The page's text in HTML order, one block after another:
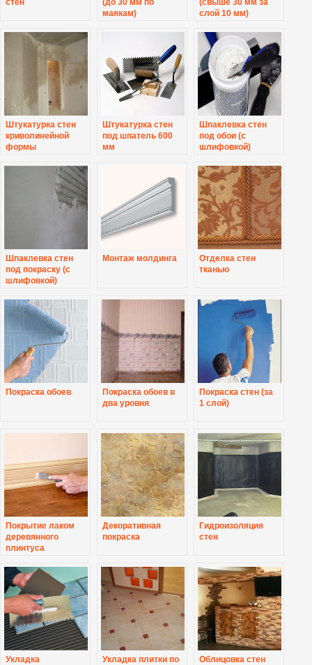
стен
(до 30 мм по
маякам)
(свыше 30 мм за
слой 10 мм)
Штукатурка стен
криволинейной
формы
Штукатурка стен
под шпатель 600
мм
Шпаклевка стен
под обои (с
шлифовкой)
Шпаклевка стен
под покраску (с
шлифовкой)
Монтаж молдинга
Отделка стен
тканью
Покраска обоев
Покраска обоев в
два уровня
Покраска стен (за
1 слой)
Покрытие лаком
деревянного
плинтуса
Декоративная
покраска
Гидроизоляция
стен
Укладка
Укладка плитки по
Облицовка стен